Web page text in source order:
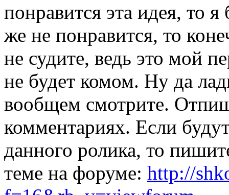
понравится эта идея, то
же не понравится, то
не судите, ведь это мой
не будет комом. Ну да
вообщем смотрите.
комментариях. Если
данного ролика, то
теме на форуме: http://